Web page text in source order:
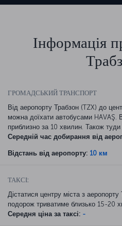
Інформація
ГРОМАДСЬКИЙ ТРАНСПОРТ
Від аеропорту Трабзон (TZX) до
можна доїхати автобусами HAVAŞ.
приблизно за 10 хвилин. Також
Середній час добирання від
Відстань від аеропорту: 10 км
ТАКСІ:
Дістатися центру міста з
подорож триватиме близько 15-20
Середня ціна за таксі: -